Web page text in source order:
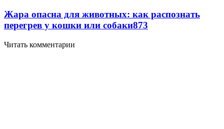
Жара опасна для животных: как распознать
перегрев у кошки или собаки873
Читать комментарии